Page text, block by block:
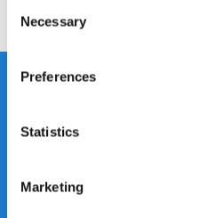
Selection
Necessary
Preferences
Statistics
Marketing
Delen
Heeft u vragen, neem gerust
is onze kracht.